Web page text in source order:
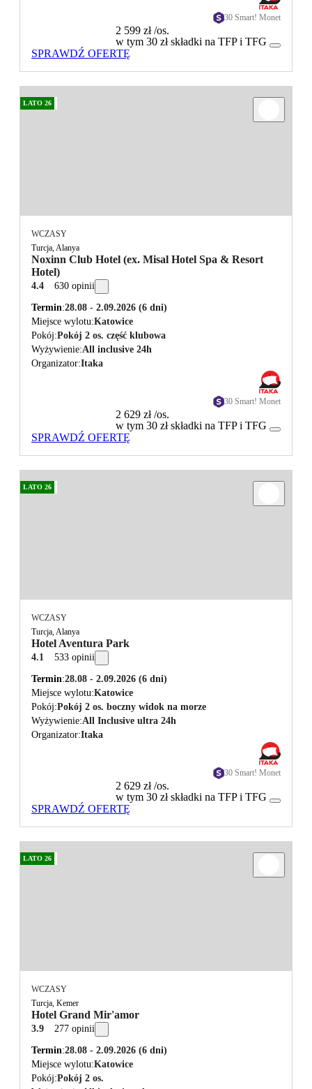
30 Smart! Monet
2 599 zł/os.
w tym 30 zł składki na TFP i TFG
SPRAWDŹ OFERTĘ
LATO 26
WCZASY
Turcja, Alanya
Noxinn Club Hotel (ex. Misal Hotel Spa & Resort
Hotel)
4.4 630 opinii
Termin 28.08 - 2.09.2026 (6 dni)
Miejsce wylotu Katowice
Pokój Pokój 2 os. część klubowa
Wyżywienie All inclusive 24h
Organizator Itaka
30 Smart! Monet
2 629 zł/os.
w tym 30 zł składki na TFP i TFG
SPRAWDŹ OFERTĘ
LATO 26
WCZASY
Turcja, Alanya
Hotel Aventura Park
4.1 533 opinii
Termin 28.08 - 2.09.2026 (6 dni)
Miejsce wylotu Katowice
Pokój Pokój 2 os. boczny widok na morze
Wyżywienie All Inclusive ultra 24h
Organizator Itaka
30 Smart! Monet
2 629 zł/os.
w tym 30 zł składki na TFP i TFG
SPRAWDŹ OFERTĘ
LATO 26
WCZASY
Turcja, Kemer
Hotel Grand Mir'amor
3.9 277 opinii
Termin 28.08 - 2.09.2026 (6 dni)
Miejsce wylotu Katowice
Pokój Pokój 2 os.